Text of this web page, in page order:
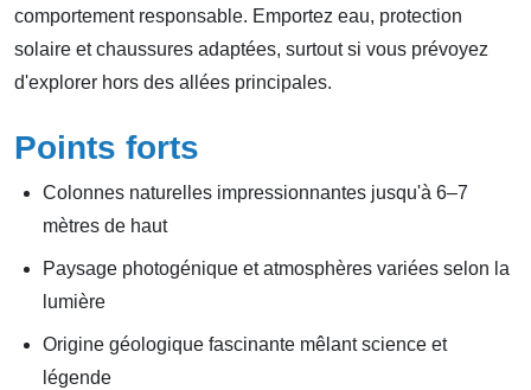
comportement responsable. Emportez eau, protection
solaire et chaussures adaptées, surtout si vous prévoyez
d'explorer hors des allées principales.
Points forts
Colonnes naturelles impressionnantes jusqu'à 6–7
mètres de haut
Paysage photogénique et atmosphères variées selon la
lumière
Origine géologique fascinante mêlant science et
légende